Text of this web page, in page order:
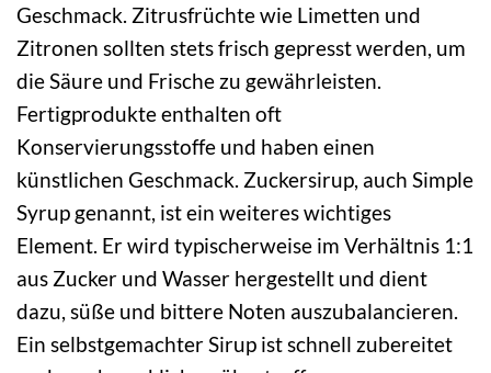
Geschmack. Zitrusfrüchte wie Limetten und
Zitronen sollten stets frisch gepresst werden, um
die Säure und Frische zu gewährleisten.
Fertigprodukte enthalten oft
Konservierungsstoffe und haben einen
künstlichen Geschmack. Zuckersirup, auch Simple
Syrup genannt, ist ein weiteres wichtiges
Element. Er wird typischerweise im Verhältnis 1:1
aus Zucker und Wasser hergestellt und dient
dazu, süße und bittere Noten auszubalancieren.
Ein selbstgemachter Sirup ist schnell zubereitet